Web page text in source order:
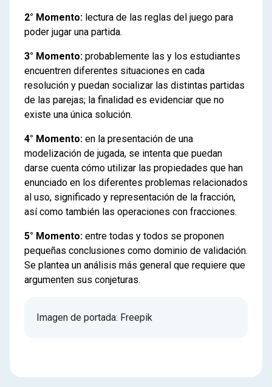
2° Momento: lectura de las reglas del juego para
poder jugar una partida.
3° Momento: probablemente las y los estudiantes
encuentren diferentes situaciones en cada
resolución y puedan socializar las distintas partidas
de las parejas; la finalidad es evidenciar que no
existe una única solución.
4° Momento: en la presentación de una
modelización de jugada, se intenta que puedan
darse cuenta cómo utilizar las propiedades que han
enunciado en los diferentes problemas relacionados
al uso, significado y representación de la fracción,
así como también las operaciones con fracciones.
5° Momento: entre todas y todos se proponen
pequeñas conclusiones como dominio de validación.
Se plantea un análisis más general que requiere que
argumenten sus conjeturas.
Imagen de portada: Freepik